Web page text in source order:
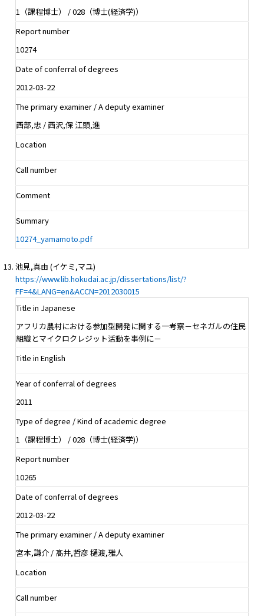
1（課程博士） / 028（博士(経済学)）
Report number
10274
Date of conferral of degrees
2012-03-22
The primary examiner / A deputy examiner
西部,忠 / 西沢,保 江頭,進
Location
Call number
Comment
Summary
10274_yamamoto.pdf
池見,真由 (イケミ,マユ)
https://www.lib.hokudai.ac.jp/dissertations/list/?
FF=4&LANG=en&ACCN=2012030015
Title in Japanese
アフリカ農村における参加型開発に関する一考察－セネガルの住民
組織とマイクロクレジット活動を事例に－
Title in English
Year of conferral of degrees
2011
Type of degree / Kind of academic degree
1（課程博士） / 028（博士(経済学)）
Report number
10265
Date of conferral of degrees
2012-03-22
The primary examiner / A deputy examiner
宮本,謙介 / 髙井,哲彦 樋渡,雅人
Location
Call number